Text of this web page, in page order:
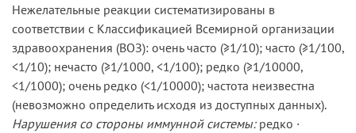
Нежелательные реакции систематизированы в
соответствии с Классификацией Всемирной организации
здравоохранения (ВОЗ): очень часто (≥1/10); часто (≥1/100,
<1/10); нечасто (≥1/1000, <1/100); редко (≥1/10000,
<1/1000); очень редко (<1/10000); частота неизвестна
(невозможно определить исходя из доступных данных).
Нарушения со стороны иммунной системы: редко ·